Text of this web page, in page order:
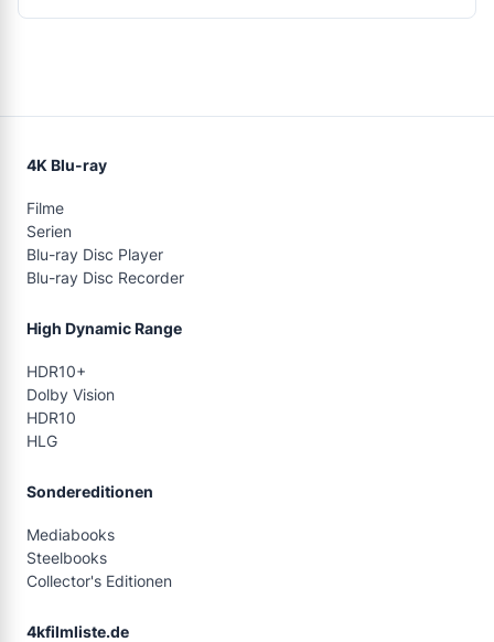
4K Blu-ray
Filme
Serien
Blu-ray Disc Player
Blu-ray Disc Recorder
High Dynamic Range
HDR10+
Dolby Vision
HDR10
HLG
Sondereditionen
Mediabooks
Steelbooks
Collector's Editionen
4kfilmliste.de